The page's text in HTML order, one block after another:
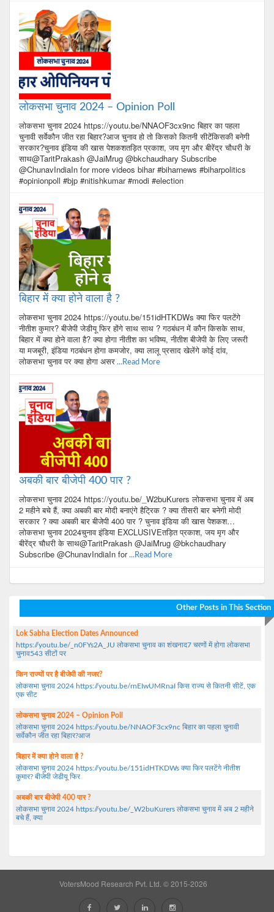
लोकसभा चुनाव 2024 – Opinion Poll
लोकसभा चुनाव 2024 https://youtu.be/NNAOF3cx9nc बिहार का पहला
चुनावी सर्वेकौन जीत रहा बिहार?आज चुनाव हो तो किसको कितनी सीटेंकिसकी बनेगी
सरकार?चुनाव इंडिया की खास पेशकशतड़ित प्रकाश, जय मृग और बीरेंद्र चौधरी के
साथ@TaritPrakash @JaiMrug @bkchaudhary Subscribe
@ChunavIndiaIn for more videos bihar #biharnews #biharpolitics
#opinionpoll #bjp #nitishkumar #modi #election
बिहार में क्या होने वाला है ?
लोकसभा चुनाव 2024 https://youtu.be/151idHTKDWs क्या फिर पलटेंगे
नीतीश कुमार? बीजेपी जेडीयू फिर होंगे साथ साथ ? गठबंधन में कौन किसके साथ,
बिहार में क्या होने वाला है? क्या होगा नीतीश का भविष्य, नीतीश बीजेपी के लिए जरूरी
या मजबूरी, इंडिया गठबंधन होगा कमजोर, क्या लालू प्रसाद खेलेंगे कोई दांव,
लोकसभा चुनाव पर क्या होगा असर ...Read More
अबकी बार बीजेपी 400 पार ?
लोकसभा चुनाव 2024 https://youtu.be/_W2buKurers लोकसभा चुनाव में अब
2 महीने बचे हैं, क्या अबकी बार मोदी बनाएंगे हैट्रिक ? क्या तीसरी बार बनेगी मोदी
सरकार ? क्या अबकी बार बीजेपी 400 पार ? चुनाव इंडिया की खास पेशकश…
लोकसभा चुनाव 2024चुनाव इंडिया EXCLUSIVEतड़ित प्रकाश, जय मृग और
बीरेंद्र चौधरी के साथ@TaritPrakash @JaiMrug @bkchaudhary
Subscribe @ChunavIndiaIn for...Read More
Other Posts in This Section
Lok Sabha Election Dates Announced
https://youtu.be/_n0FYs2A_JU लोकसभा चुनाव का शंखनाद7 चरणों में होगा लोकसभा
चुनाव543 सीटों पर
किन राज्यों पर है बीजेपी की नजर?
लोकसभा चुनाव 2024 https://youtu.be/rnEIwUMRnaI किस राज्य से कितनी सीटें, एक
एक सीट
लोकसभा चुनाव 2024 – Opinion Poll
लोकसभा चुनाव 2024 https://youtu.be/NNAOF3cx9nc बिहार का पहला चुनावी
सर्वेकौन जीत रहा बिहार?आज
बिहार में क्या होने वाला है ?
लोकसभा चुनाव 2024 https://youtu.be/151idHTKDWs क्या फिर पलटेंगे नीतीश
कुमार? बीजेपी जेडीयू फिर
अबकी बार बीजेपी 400 पार ?
लोकसभा चुनाव 2024 https://youtu.be/_W2buKurers लोकसभा चुनाव में अब 2 महीने
बचे हैं, क्या
VotersMood Research Pvt. Ltd. © 2015-2026